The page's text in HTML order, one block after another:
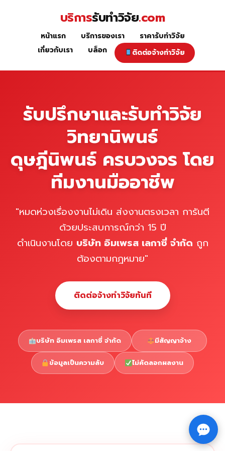
หน้าแรก
Copyright © 2026 รับทำวิจัย รับทำวิทยานิพนธ์ รับทำ⇧
บริการรับทำวิจัย.com
หน้าแรก บริการของเรา
ราคารับทำวิจัย
เกี่ยวกับเรา
บล็อก ติดต่อจ้างทำวิจัย
รับปรึกษาและรับทำวิจัย
วิทยานิพนธ์
ดุษฎีนิพนธ์ ครบวงจร โดย
ทีมงานมืออาชีพ
"หมดห่วงเรื่องงานไม่เดิน ส่งงานตรงเวลา การันตี
ด้วยประสบการณ์กว่า 15 ปี
ดำเนินงานโดย บริษัท อิมเพรส เลกาซี่ จำกัด ถูก
ต้องตามกฎหมาย"
ติดต่อจ้างทำวิจัยทันที
บริษัท อิมเพรส เลกาซี่ จำกัด มีสัญญาจ้าง
ข้อมูลเป็นความลับ ไม่คัดลอกผลงาน